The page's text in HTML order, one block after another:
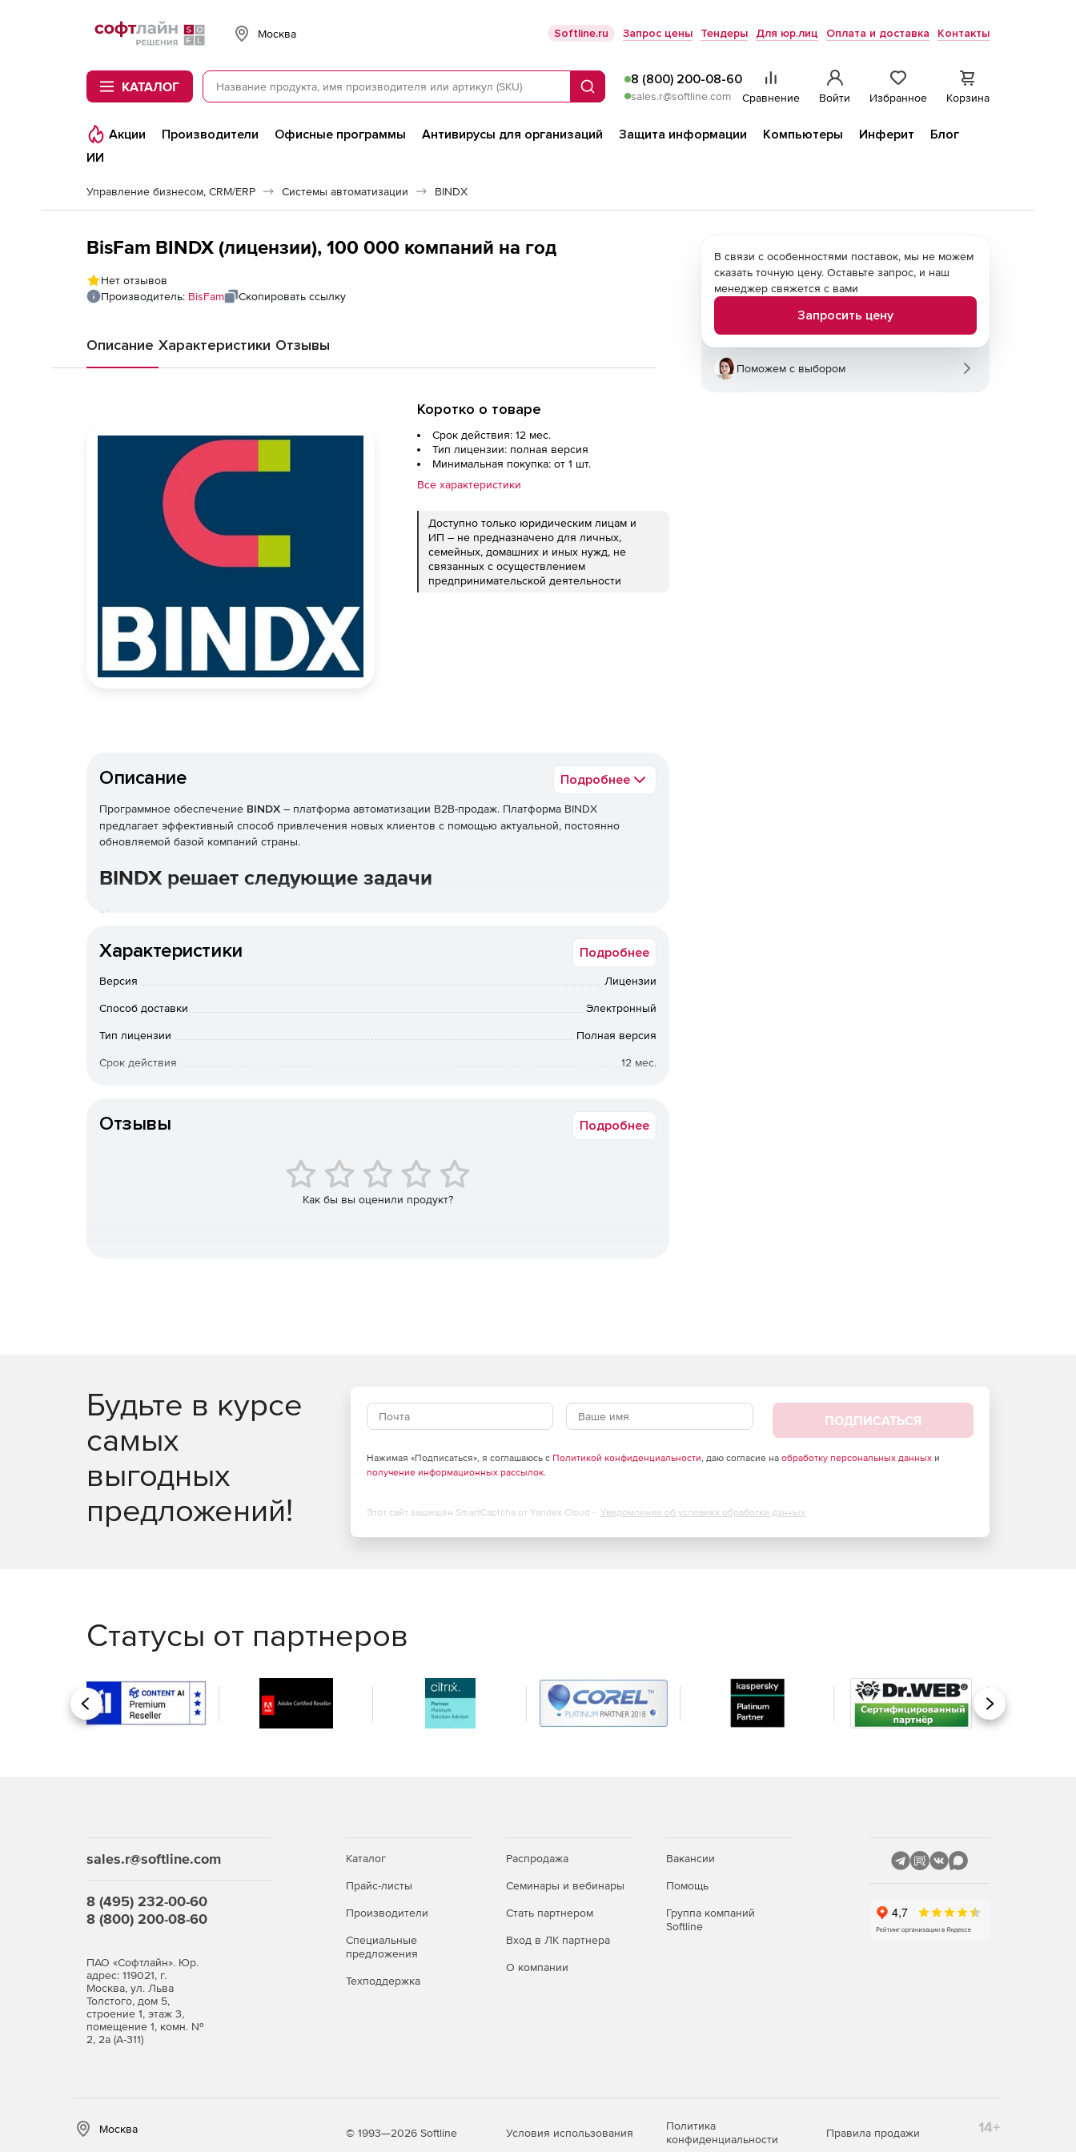
Softline
Москва Softline.ru Запрос цены Тендеры Для юр.лиц Оплата и доставка Контакты
КАТАЛОГ Поиск
8 (800) 200-08-60
sales.r@softline.com Сравнение Войти Избранное Корзина
Акции Производители Офисные программы Антивирусы для организаций Защита информации Компьютеры Инферит
Блог
ИИ
Управление бизнесом, CRM/ERP Системы автоматизации BINDX
BisFam BINDX (лицензии), 100 000 компаний на год
Нет отзывов
Производитель: BisFam Скопировать ссылку
Описание Характеристики Отзывы
Коротко о товаре
Срок действия: 12 мес.
Тип лицензии: полная версия
Минимальная покупка: от 1 шт.
Все характеристики
Доступно только юридическим лицам и
ИП – не предназначено для личных,
семейных, домашних и иных нужд, не
связанных с осуществлением
предпринимательской деятельности
Описание Подробнее
Программное обеспечение BINDX – платформа автоматизации B2B-продаж. Платформа BINDX
предлагает эффективный способ привлечения новых клиентов с помощью актуальной, постоянно
обновляемой базой компаний страны.
BINDX решает следующие задачи
Кому продавать
Поиск новых клиентов и каналов сбыта.
Понимание целевой аудитории.
Расчет доли рынка.
Характеристики Подробнее
Версия Лицензии
Способ доставки Электронный
Тип лицензии Полная версия
Срок действия 12 мес.
Отзывы Подробнее
Как бы вы оценили продукт?
В связи с особенностями поставок, мы не можем
сказать точную цену. Оставьте запрос, и наш
менеджер свяжется с вами
Запросить цену
Поможем с выбором
Будьте в курсе
самых
выгодных
предложений!
ПОДПИСАТЬСЯ
Нажимая «Подписаться», я соглашаюсь с Политикой конфиденциальности, даю согласие на обработку персональных данныхи
получение информационных рассылок.
Этот сайт защищен SmartCaptcha от Yandex Cloud - Уведомление об условиях обработки данных
Статусы от партнеров
Назад Вперед
sales.r@softline.com
8 (495) 232-00-60
8 (800) 200-08-60
ПАО «Софтлайн». Юр.
адрес: 119021, г.
Москва, ул. Льва
Толстого, дом 5,
строение 1, этаж 3,
помещение 1, комн. №
2, 2а (А-311)
Каталог
Прайс-листы
Производители
Специальные
предложения
Техподдержка
Распродажа
Семинары и вебинары
Стать партнером
Вход в ЛК партнера
О компании
Вакансии
Помощь
Группа компаний
Softline
Москва © 1993—2026 Softline Условия использования
Политика
конфиденциальности
Правила продажи 14+